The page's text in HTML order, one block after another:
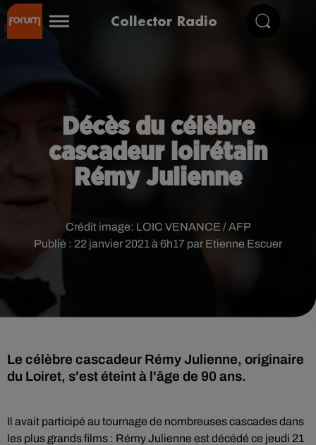
Collector Radio
Décès du célèbre
cascadeur loirétain
Rémy Julienne
Publié : 22 janvier 2021 à 6h17 par Etienne Escuer
Crédit image: LOIC VENANCE / AFP
Le célèbre cascadeur Rémy Julienne, originaire
du Loiret, s'est éteint à l'âge de 90 ans.
Il avait participé au tournage de nombreuses cascades dans
les plus grands films : Rémy Julienne est décédé ce jeudi 21